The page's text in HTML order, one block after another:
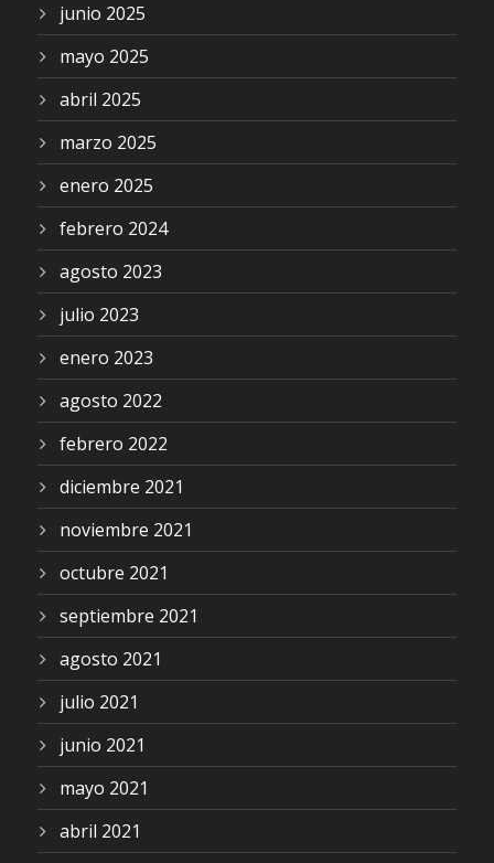
junio 2025
mayo 2025
abril 2025
marzo 2025
enero 2025
febrero 2024
agosto 2023
julio 2023
enero 2023
agosto 2022
febrero 2022
diciembre 2021
noviembre 2021
octubre 2021
septiembre 2021
agosto 2021
julio 2021
junio 2021
mayo 2021
abril 2021